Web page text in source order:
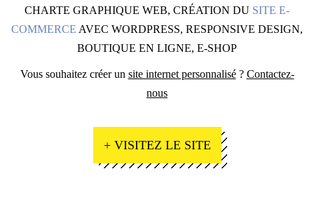
CHARTE GRAPHIQUE WEB, CRÉATION DU SITE E-
COMMERCE AVEC WORDPRESS, RESPONSIVE DESIGN,
BOUTIQUE EN LIGNE, E-SHOP
Vous souhaitez créer un site internet personnalisé? Contactez-
nous
+ VISITEZ LE SITE